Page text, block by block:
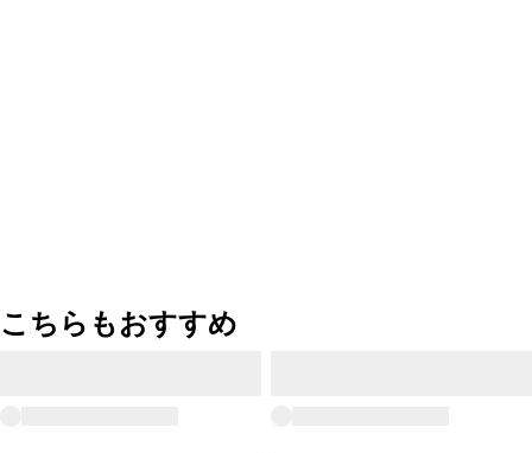
こちらもおすすめ